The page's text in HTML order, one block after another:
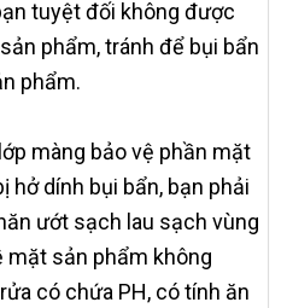
tuyệt đối không được
phẩm, tránh để bụi bẩn
phẩm.
màng bảo vệ phần mặt
hở dính bụi bẩn, bạn phải
ướt sạch lau sạch vùng
mặt sản phẩm không
có chứa PH, có tính ăn